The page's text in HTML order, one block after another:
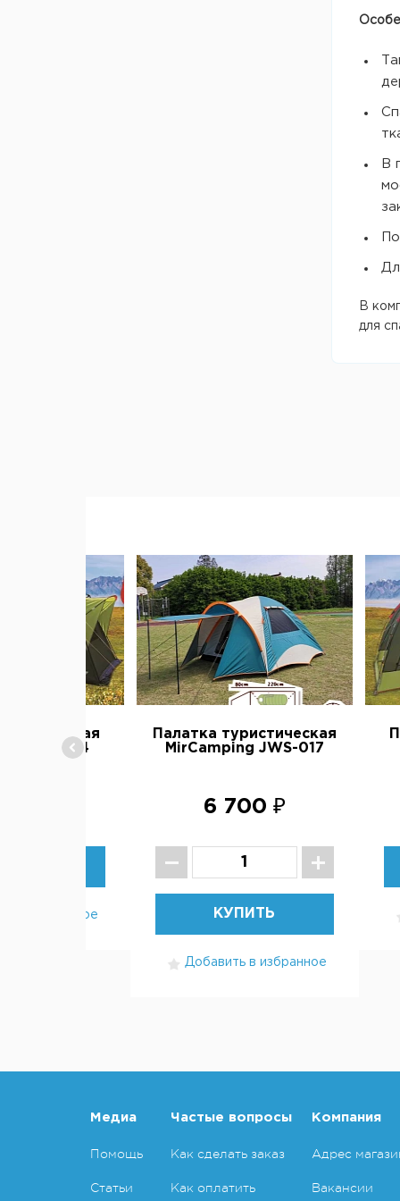
В
В
для
1006-4
в избранное
Палатка туристическая
MirCamping JWS-017
6 700 ₽
КУПИТЬ
Добавить в избранное
Медиа
Помощь
Статьи
Частые вопросы
Как сделать заказ
Как оплатить
Компания
Адрес
Вакансии